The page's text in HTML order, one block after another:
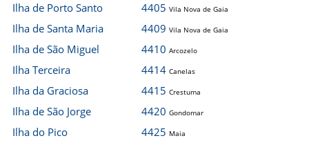
Ilha de Porto Santo
Ilha de Santa Maria
Ilha de São Miguel
Ilha Terceira
Ilha da Graciosa
Ilha de São Jorge
Ilha do Pico
4405 Vila Nova de Gaia
4409 Vila Nova de Gaia
4410 Arcozelo
4414 Canelas
4415 Crestuma
4420 Gondomar
4425 Maia